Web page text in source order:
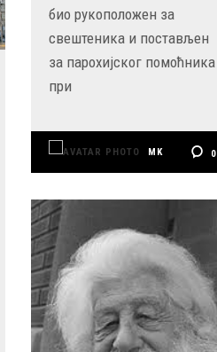
био рукоположен за
свештеника и постављен
за парохијског помоћника
при
MK 0